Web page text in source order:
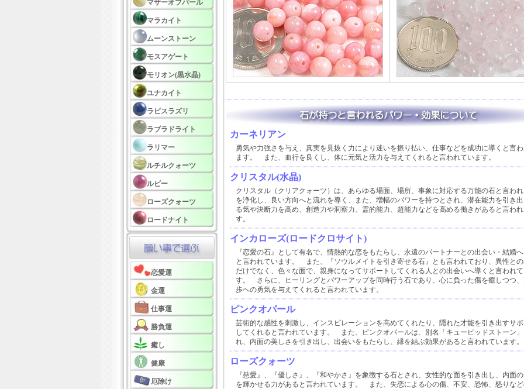
マザーオブパール
マラカイト
ムーンストーン
モスアゲート
モリオン(黒水晶)
ユナカイト
ラピスラズリ
ラブラドライト
ラリマー
ルチルクォーツ
ルビー
ローズクォーツ
ロードナイト
恋愛運
金運
仕事運
勝負運
癒し
健康
厄除け
カーネリアン
勇気や力強さを与え、真実を見抜く力により迷いを振り払い、仕事などを成功に導くと言
ます。 また、血行を良くし、体に元気と活力を与えてくれると言われています。
クリスタル(水晶)
クリスタル（クリアクォーツ）は、あらゆる場面、場所、事象に対応する万能の石と言わ
を浄化し、良い方向へと流れを導く、また、増幅のパワーを持つとされ、潜在能力を引き
る気や決断力を高め、創造力や洞察力、霊的能力、超能力などを高める働きがあると言わ
す。
インカローズ(ロードクロサイト)
『恋愛の石』として有名で、情熱的な恋をもたらし、永遠のパートナーとの出会い・結婚
と言われています。 また、『ソウルメイトを引き寄せる石』とも言われており、異性と
だけでなく、色々な面で、親身になってサポートしてくれる人との出会いへ導くと言われ
す。 さらに、ヒーリングとパワーアップを同時行う石であり、心に負った傷を癒しつつ
歩への勇気を与えてくれると言われています。
ピンクオパール
芸術的な感性を刺激し、インスピレーションを高めてくれたり、隠れた才能を引き出すサ
してくれると言われています。 また、ピンクオパールは、別名「キューピッドストーン
れ、内面の美しさを引き出し、出会いをもたらし、縁を結ぶ効果があると言われています。
ローズクォーツ
『慈愛』、『優しさ』、『和やかさ』を象徴する石とされ、女性的な面を引き出し、内面
を輝かせる力があると言われています。 また、失恋による心の傷、不安、恐怖、怒りな